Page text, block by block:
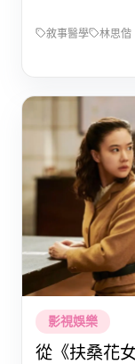
敘事醫學 林思偕
影視娛樂
從《扶桑花